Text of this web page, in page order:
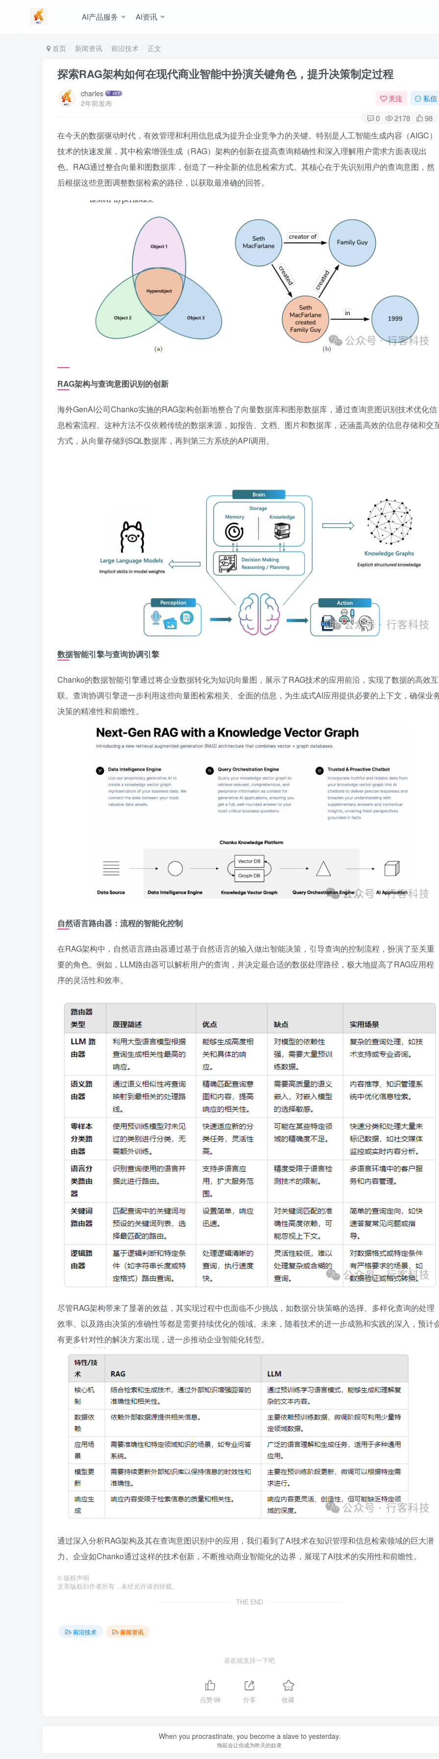
AI产品服务 AI资讯
首页 新闻资讯 前沿技术 正文
探索RAG架构如何在现代商业智能中扮演关键角色，提升决策制定过程
charles
2年前发布
关注 私信
0 2178 98
在今天的数据驱动时代，有效管理和利用信息成为提升企业竞争力的关键。特别是人工智能生成内容（AIGC）
技术的快速发展，其中检索增强生成（RAG）架构的创新在提高查询精确性和深入理解用户需求方面表现出
色。RAG通过整合向量和图数据库，创造了一种全新的信息检索方式。其核心在于先识别用户的查询意图，然
后根据这些意图调整数据检索的路径，以获取最准确的回答。
RAG架构与查询意图识别的创新
海外GenAI公司Chanko实施的RAG架构创新地整合了向量数据库和图形数据库，通过查询意图识别技术优化信
息检索流程。这种方法不仅依赖传统的数据来源，如报告、文档、图片和数据库，还涵盖高效的信息存储和交
方式，从向量存储到SQL数据库，再到第三方系统的API调用。
数据智能引擎与查询协调引擎
Chanko的数据智能引擎通过将企业数据转化为知识向量图，展示了RAG技术的应用前沿，实现了数据的高效互
联。查询协调引擎进一步利用这些向量图检索相关、全面的信息，为生成式AI应用提供必要的上下文，确保业
决策的精准性和前瞻性。
自然语言路由器：流程的智能化控制
在RAG架构中，自然语言路由器通过基于自然语言的输入做出智能决策，引导查询的控制流程，扮演了至关重
要的角色。例如，LLM路由器可以解析用户的查询，并决定最合适的数据处理路径，极大地提高了RAG应用程
序的灵活性和效率。
尽管RAG架构带来了显著的效益，其实现过程中也面临不少挑战，如数据分块策略的选择、多样化查询的处理
效率、以及路由决策的准确性等都是需要持续优化的领域。未来，随着技术的进一步成熟和实践的深入，预计
有更多针对性的解决方案出现，进一步推动企业智能化转型。
通过深入分析RAG架构及其在查询意图识别中的应用，我们看到了AI技术在知识管理和信息检索领域的巨大潜
力。企业如Chanko通过这样的技术创新，不断推动商业智能化的边界，展现了AI技术的实用性和前瞻性。
© 版权声明
文章版权归作者所有，未经允许请勿转载。
THE END
前沿技术 新闻资讯
喜欢就支持一下吧
点赞98 分享 收藏
When you procrastinate, you become a slave to yesterday.
拖延会让你成为昨天的奴隶